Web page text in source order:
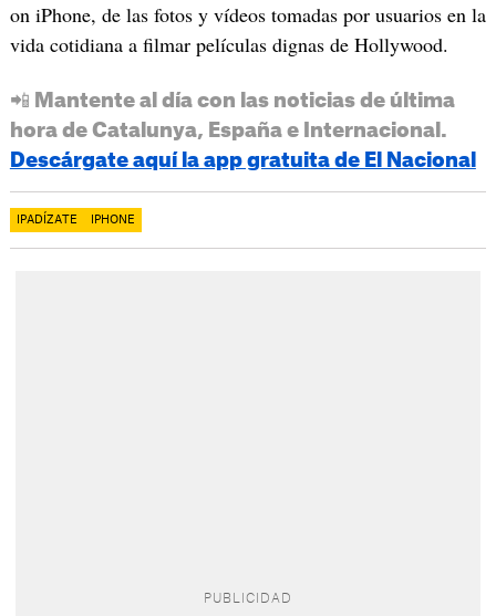
on iPhone, de las fotos y vídeos tomadas por usuarios en la
vida cotidiana a filmar películas dignas de Hollywood.
📲 Mantente al día con las noticias de última
hora de Catalunya, España e Internacional.
Descárgate aquí la app gratuita de El Nacional
IPADÍZATE IPHONE